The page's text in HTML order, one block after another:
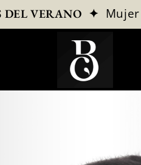
DEL VERANO ✦ Mujer